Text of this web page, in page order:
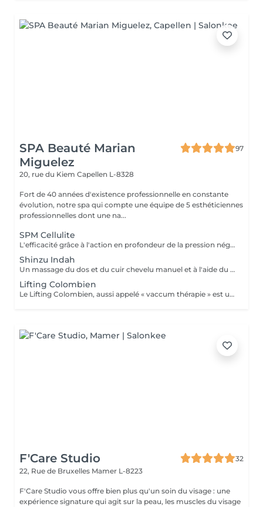
SPA Beauté Marian
Miguelez
97
20, rue du Kiem Capellen L-8328
Fort de 40 années d'existence professionnelle en constante
évolution, notre spa qui compte une équipe de 5 esthéticiennes
professionnelles dont une na...
SPM Cellulite
L'efficacité grâce à l'action en profondeur de la pression négative. Technique originale du "palper - rouler" Drainage, régénération et raffermissement des tissus du visage, du buste et du corps. Pour tous types de peaux. Traitements spécifiques contre les vergetures, la cellulite et bien d'autres. Maîtriser peau d'orange, culotte de cheval et tissus conjonctif faible grâce au SPM Digital ! Le SPM le multi -talent dont on ne peut plus se passer. Raffermir et regalber la poitrine sans appel à la chirurgie, l'un des nombreux traitements spécifiques.
Shinzu Indah
Un massage du dos et du cuir chevelu manuel et à l'aide du Rama, cet outil en métal kansa parfaitement adapté au travail des méridiens, des mémoires, des blocages émotionnels du dos. Pour une détente profonde et un véritable reset sur le plan émotionnel!
Lifting Colombien
Le Lifting Colombien, aussi appelé « vaccum thérapie » est une technique non chirurgicale, pratiquée à l'aide de ventouses qui exercent une aspiration pour casser les dépôts de cellulite et de graisse, éliminer les toxines, améliorer le drainage et restaurer l'élasticité de la peau.
F'Care Studio
32
22, Rue de Bruxelles Mamer L-8223
F'Care Studio vous offre bien plus qu'un soin du visage : une
expérience signature qui agit sur la peau, les muscles du visage